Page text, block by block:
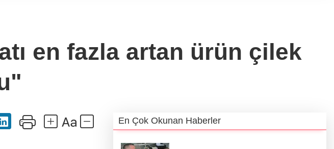
en fazla artan ürün çilek
En Çok Okunan Haberler